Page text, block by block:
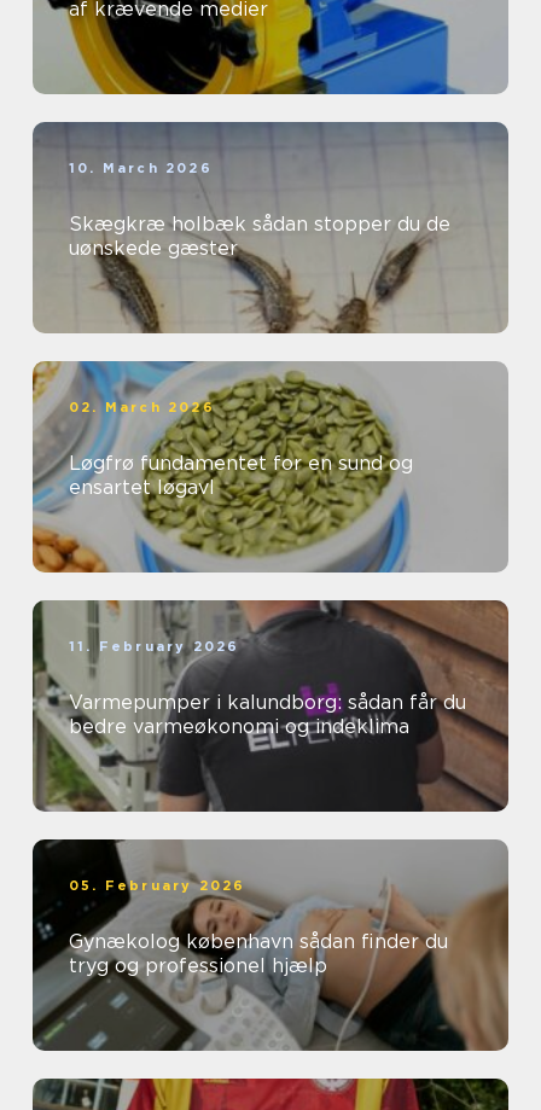
af krævende medier
10. March 2026
Skægkræ holbæk sådan stopper du de
uønskede gæster
02. March 2026
Løgfrø fundamentet for en sund og
ensartet løgavl
11. February 2026
Varmepumper i kalundborg: sådan får du
bedre varmeøkonomi og indeklima
05. February 2026
Gynækolog københavn sådan finder du
tryg og professionel hjælp